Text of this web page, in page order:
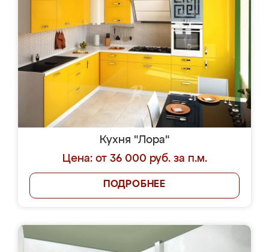
Кухня "Лора"
Цена: от 36 000 руб. за п.м.
ПОДРОБНЕЕ